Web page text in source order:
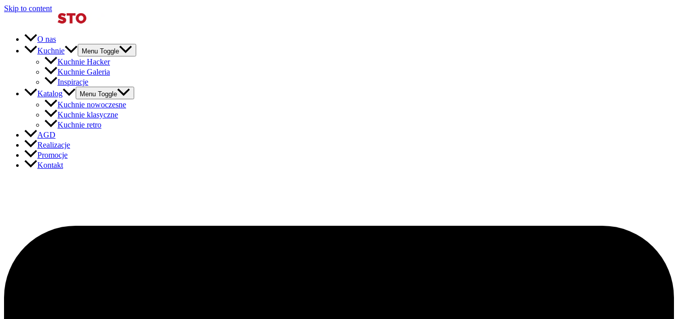
Skip to content
O nas
Kuchnie
Menu Toggle
Kuchnie Hacker
Kuchnie Galeria
Inspiracje
Katalog
Menu Toggle
Kuchnie nowoczesne
Kuchnie klasyczne
Kuchnie retro
AGD
Realizacje
Promocje
Kontakt